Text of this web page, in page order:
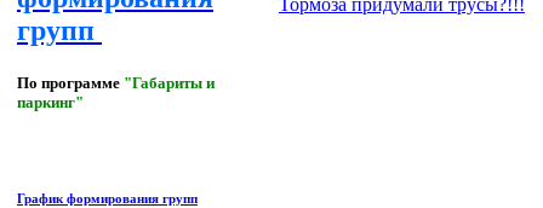
групп
По программе "Габариты и
паркинг"
График формирования групп